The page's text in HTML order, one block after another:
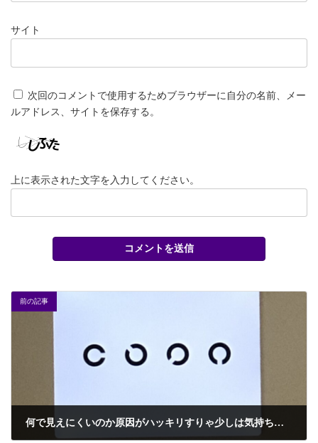
サイト
次回のコメントで使用するためブラウザーに自分の名前、メー
ルアドレス、サイトを保存する。
上に表示された文字を入力してください。
前の記事
何で見えにくいのか原因がハッキリすりゃ少しは気持ちの切り替えも出来るんよ